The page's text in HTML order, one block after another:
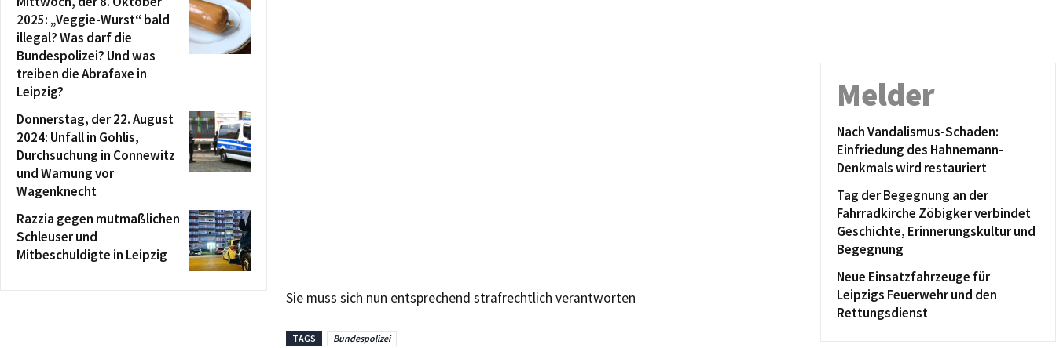
Sie muss sich nun entsprechend strafrechtlich verantworten
TAGS Bundespolizei
2025: „Veggie-Wurst“ bald
illegal? Was darf die
Bundespolizei? Und was
treiben die Abrafaxe in
Leipzig?
Donnerstag, der 22. August
2024: Unfall in Gohlis,
Durchsuchung in Connewitz
und Warnung vor
Wagenknecht
Razzia gegen mutmaßlichen
Schleuser und
Mitbeschuldigte in Leipzig
Melder
Nach Vandalismus-Schaden:
Einfriedung des Hahnemann-
Denkmals wird restauriert
Tag der Begegnung an der
Fahrradkirche Zöbigker verbindet
Geschichte, Erinnerungskultur und
Begegnung
Neue Einsatzfahrzeuge für
Leipzigs Feuerwehr und den
Rettungsdienst